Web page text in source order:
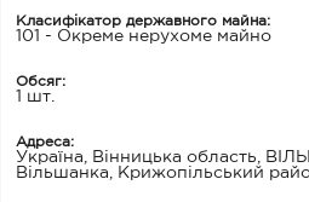
Класифікатор державного майна:
101 - Окреме нерухоме майно
Обсяг:
1 шт.
Адреса:
Україна, Вінницька область,
Вільшанка, Крижопільський